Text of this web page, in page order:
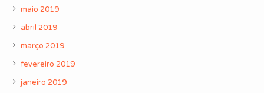
maio 2019
abril 2019
março 2019
fevereiro 2019
janeiro 2019